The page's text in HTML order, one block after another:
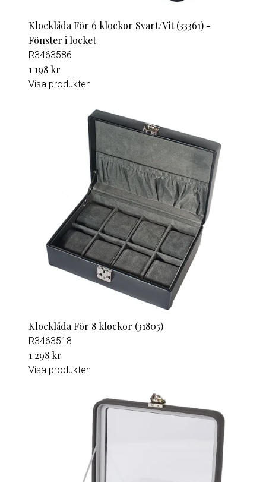
Klocklåda För 6 klockor Svart/Vit (33361) -
Fönster i locket
R3463586
1 198 kr
Visa produkten
Klocklåda För 8 klockor (31805)
R3463518
1 298 kr
Visa produkten